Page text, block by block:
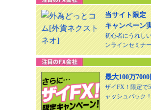
当サイト限定
キャンペーン
初心者にうれし
ンラインセミナ
最大100万7000
ザイFX！限定で
ャッシュバック！